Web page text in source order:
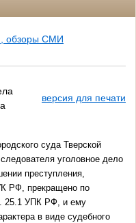
обзоры СМИ
версия для печати
суда Тверской
уголовное дело
преступления,
РФ, прекращено по
25.1 УПК РФ, и ему
в виде судебного